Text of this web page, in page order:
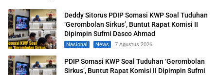
Deddy Sitorus PDIP Somasi KWP Soal Tuduhan
‘Gerombolan Sirkus’, Buntut Rapat Komisi II
Dipimpin Sufmi Dasco Ahmad
Nasional News 7 Agustus 2026
PDIP Somasi KWP Soal Tuduhan ‘Gerombolan
Sirkus’, Buntut Rapat Komisi II Dipimpin Sufmi